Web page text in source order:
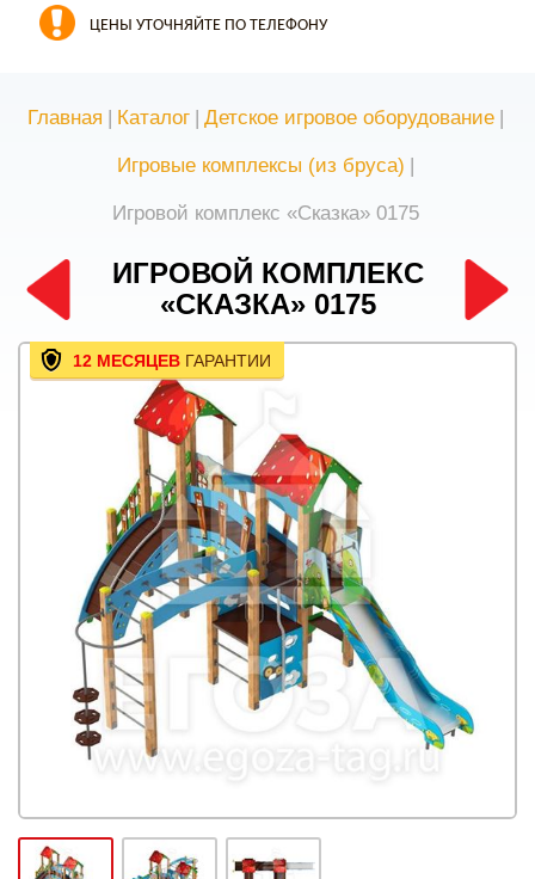
ЦЕНЫ УТОЧНЯЙТЕ ПО ТЕЛЕФОНУ
Главная | Каталог | Детское игровое оборудование |
Игровые комплексы (из бруса) |
Игровой комплекс «Сказка» 0175
ИГРОВОЙ КОМПЛЕКС
«СКАЗКА» 0175
12 МЕСЯЦЕВ ГАРАНТИИ